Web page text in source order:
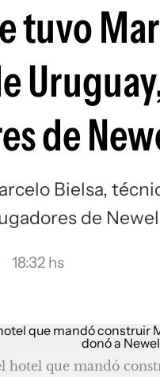
tuvo
de
Bielsa,
de
18:32 hs
hotel que mandó